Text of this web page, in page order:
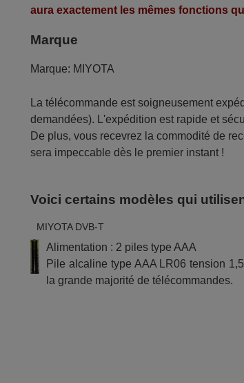
aura exactement les mêmes fonctions
Marque
Marque: MIYOTA
La télécommande est soigneusement
demandées). L'expédition est rapide et
De plus, vous recevrez la commodité de
sera impeccable dès le premier instant !
Voici certains modèles qui
MIYOTA DVB-T
Alimentation : 2 piles type AAA
Pile alcaline type AAA LR06 tension
la grande majorité de télécommandes.